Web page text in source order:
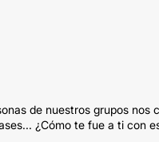
de nuestros grupos
¿Cómo te fue a ti con